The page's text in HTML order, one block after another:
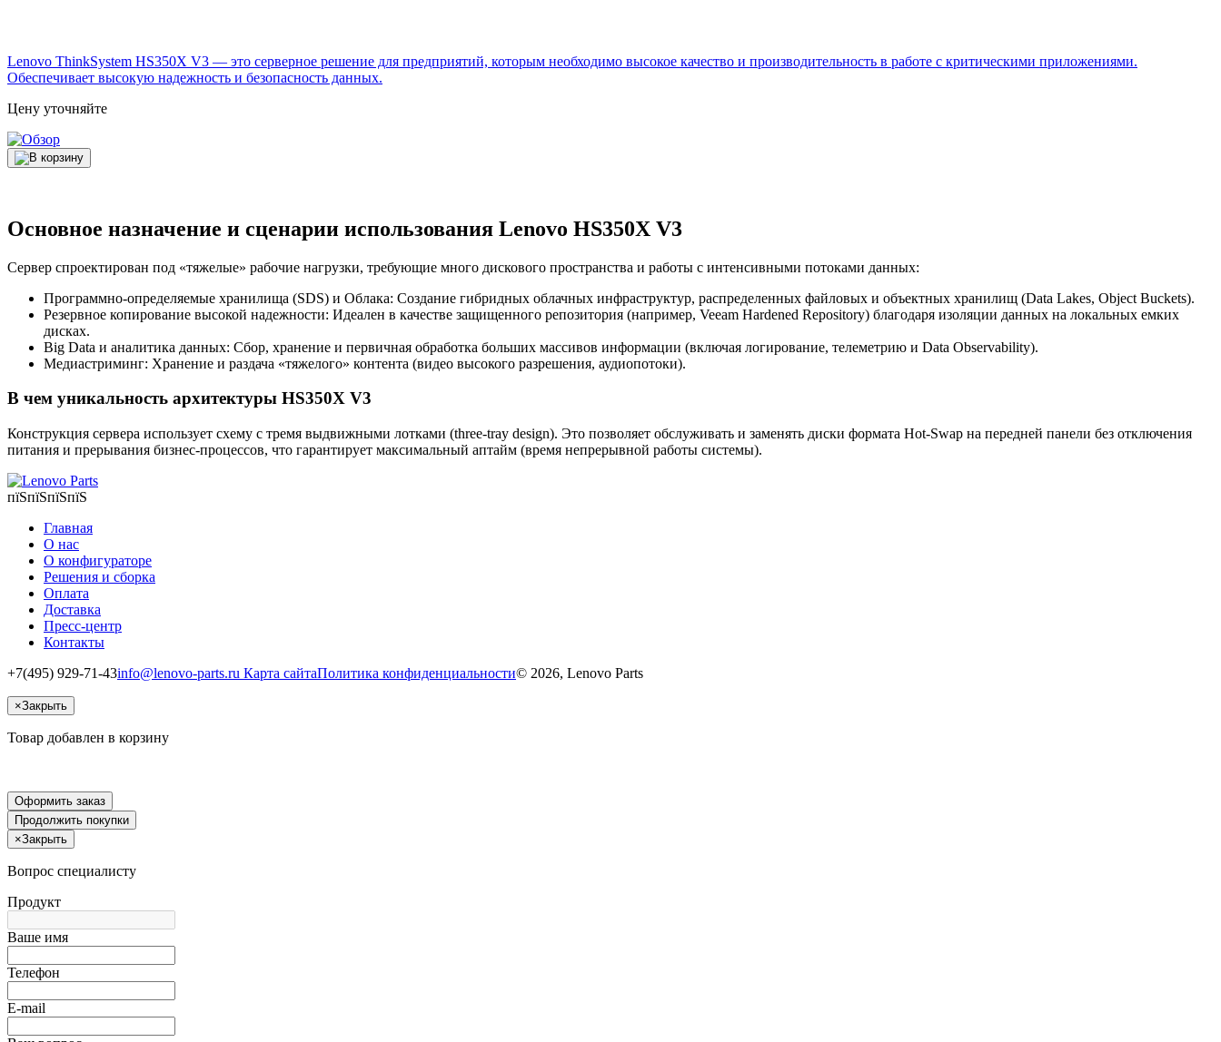
Lenovo ThinkSystem HS350X V3 — это серверное решение для предприятий, которым необходимо высокое качество и производительность в работе с критическими приложениями.
Обеспечивает высокую надежность и безопасность данных.
Цену уточняйте
Основное назначение и сценарии использования Lenovo HS350X V3
Сервер спроектирован под «тяжелые» рабочие нагрузки, требующие много дискового пространства и работы с интенсивными потоками данных:
Программно-определяемые хранилища (SDS) и Облака: Создание гибридных облачных инфраструктур, распределенных файловых и объектных хранилищ (Data Lakes, Object Buckets).
Резервное копирование высокой надежности: Идеален в качестве защищенного репозитория (например, Veeam Hardened Repository) благодаря изоляции данных на локальных емких
дисках.
Big Data и аналитика данных: Сбор, хранение и первичная обработка больших массивов информации (включая логирование, телеметрию и Data Observability).
Медиастриминг: Хранение и раздача «тяжелого» контента (видео высокого разрешения, аудиопотоки).
В чем уникальность архитектуры HS350X V3
Конструкция сервера использует схему с тремя выдвижными лотками (three-tray design). Это позволяет обслуживать и заменять диски формата Hot-Swap на передней панели без отключения
питания и прерывания бизнес-процессов, что гарантирует максимальный аптайм (время непрерывной работы системы).
пїЅпїЅпїЅпїЅ
Главная
О нас
О конфигураторе
Решения и сборка
Оплата
Доставка
Пресс-центр
Контакты
+7(495) 929-71-43info@lenovo-parts.ru Карта сайтаПолитика конфиденциальности© 2026, Lenovo Parts
×Закрыть
Товар добавлен в корзину
Оформить заказ
Продолжить покупки
×Закрыть
Вопрос специалисту
Продукт
Ваше имя
Телефон
E-mail